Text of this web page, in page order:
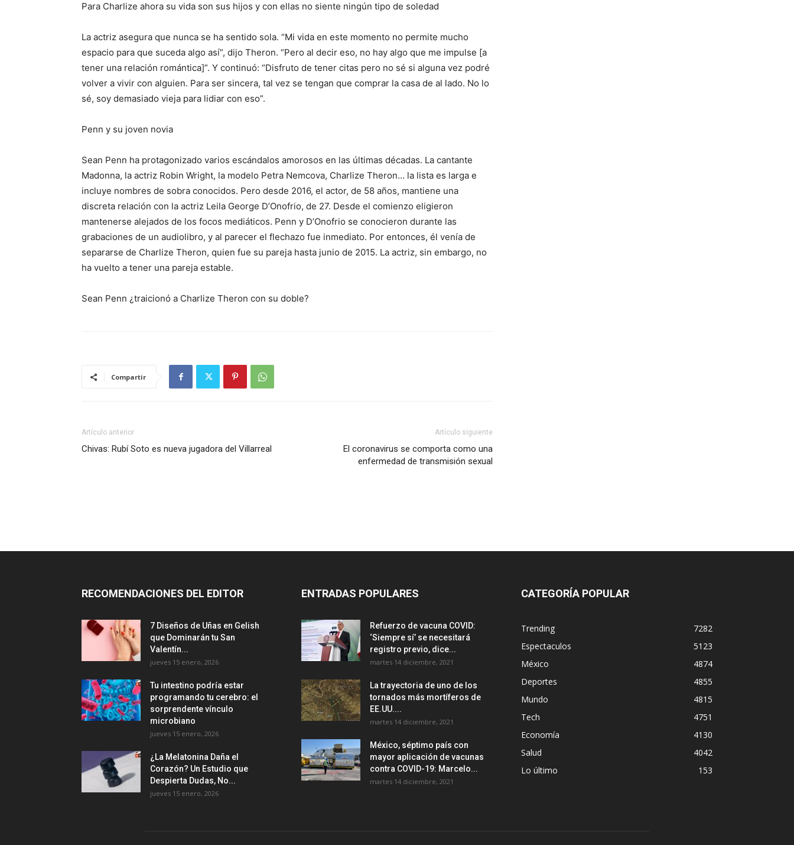
Para Charlize ahora su vida son sus hijos y con ellas no siente ningún tipo de soledad
La actriz asegura que nunca se ha sentido sola. “Mi vida en este momento no permite mucho
espacio para que suceda algo así”, dijo Theron. “Pero al decir eso, no hay algo que me impulse [a
tener una relación romántica]”. Y continuó: “Disfruto de tener citas pero no sé si alguna vez podré
volver a vivir con alguien. Para ser sincera, tal vez se tengan que comprar la casa de al lado. No lo
sé, soy demasiado vieja para lidiar con eso”.
Penn y su joven novia
Sean Penn ha protagonizado varios escándalos amorosos en las últimas décadas. La cantante
Madonna, la actriz Robin Wright, la modelo Petra Nemcova, Charlize Theron… la lista es larga e
incluye nombres de sobra conocidos. Pero desde 2016, el actor, de 58 años, mantiene una
discreta relación con la actriz Leila George D’Onofrio, de 27. Desde el comienzo eligieron
mantenerse alejados de los focos mediáticos. Penn y D’Onofrio se conocieron durante las
grabaciones de un audiolibro, y al parecer el flechazo fue inmediato. Por entonces, él venía de
separarse de Charlize Theron, quien fue su pareja hasta junio de 2015. La actriz, sin embargo, no
ha vuelto a tener una pareja estable.
Sean Penn ¿traicionó a Charlize Theron con su doble?
Compartir
Artículo anterior
Chivas: Rubí Soto es nueva jugadora del Villarreal
Artículo siguiente
El coronavirus se comporta como una
enfermedad de transmisión sexual
RECOMENDACIONES DEL EDITOR
7 Diseños de Uñas en Gelish
que Dominarán tu San
Valentín...
jueves 15 enero, 2026
Tu intestino podría estar
programando tu cerebro: el
sorprendente vínculo
microbiano
jueves 15 enero, 2026
¿La Melatonina Daña el
Corazón? Un Estudio que
Despierta Dudas, No...
jueves 15 enero, 2026
ENTRADAS POPULARES
Refuerzo de vacuna COVID:
‘Siempre sí’ se necesitará
registro previo, dice...
martes 14 diciembre, 2021
La trayectoria de uno de los
tornados más mortíferos de
EE.UU....
martes 14 diciembre, 2021
México, séptimo país con
mayor aplicación de vacunas
contra COVID-19: Marcelo...
martes 14 diciembre, 2021
CATEGORÍA POPULAR
Trending
7282
Espectaculos
5123
México
4874
Deportes
4855
Mundo
4815
Tech
4751
Economía
4130
Salud
4042
Lo último
153